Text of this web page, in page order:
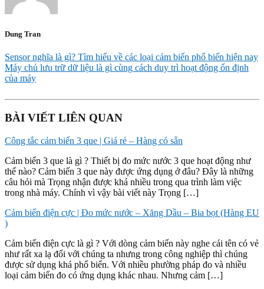
Dung Tran
Sensor nghĩa là gì? Tìm hiểu về các loại cảm biến phổ biến hiện nay
Máy chủ lưu trữ dữ liệu là gì cùng cách duy trì hoạt động ổn định
của máy
BÀI VIẾT LIÊN QUAN
Công tắc cảm biến 3 que | Giá rẻ – Hàng có sẵn
Cảm biến 3 que là gì ? Thiết bị đo mức nước 3 que hoạt động như
thế nào? Cảm biến 3 que này được ứng dụng ở đâu? Đây là những
câu hỏi mà Trọng nhận được khá nhiều trong qua trình làm việc
trong nhà máy. Chính vì vậy bài viết này Trọng […]
Cảm biến điện cực | Đo mức nước – Xăng Dầu – Bia bọt (Hàng EU
)
Cảm biến điện cực là gì ? Với dòng cảm biến này nghe cái tên có vẻ
như rất xa lạ đối với chúng ta nhưng trong công nghiệp thì chúng
được sử dụng khá phổ biến. Với nhiều phường pháp đo và nhiều
loại cảm biến đo có ứng dụng khác nhau. Nhưng cảm […]